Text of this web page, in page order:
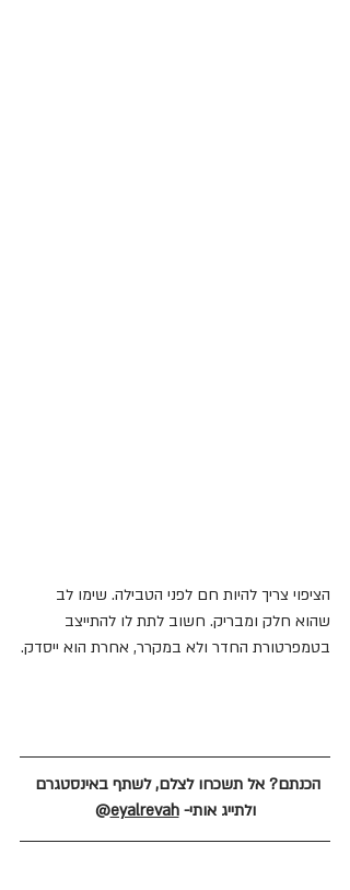
הציפוי צריך להיות חם לפני הטבילה. שימו לב
שהוא חלק ומבריק. חשוב לתת לו להתייצב
בטמפרטורת החדר ולא במקרר, אחרת הוא ייסדק.
הכנתם? אל תשכחו לצלם, לשתף באינסטגרם
ולתייג אותי- eyalrevah
@